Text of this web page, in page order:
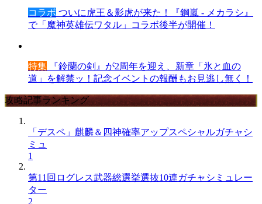
コラボ ついに虎王＆影虎が来た！『鋼嵐 - メカラシ』
で「魔神英雄伝ワタル」コラボ後半が開催！
特集 『鈴蘭の剣』が2周年を迎え、新章「氷と血の
道」を解禁ッ！記念イベントの報酬もお見逃し無く！
攻略記事ランキング
「デスペ」麒麟＆四神確率アップスペシャルガチャシ
ミュ
1
第11回ログレス武器総選挙選抜10連ガチャシミュレー
ター
2